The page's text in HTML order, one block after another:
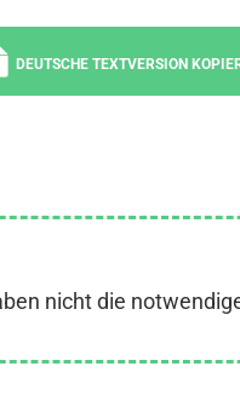
DEUTSCHE TEXTVERSION
nicht die